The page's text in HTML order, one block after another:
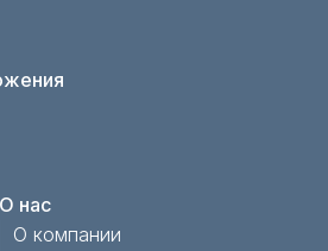
О нас
О компании